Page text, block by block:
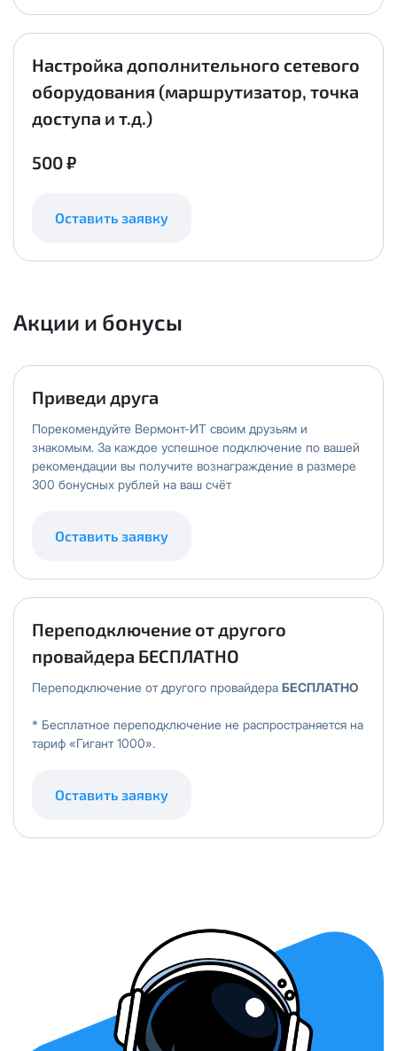
Настройка дополнительного сетевого
оборудования (маршрутизатор, точка
доступа и т.д.)
Оставить заявку
500 ₽
Акции и бонусы
Приведи друга
Порекомендуйте Вермонт-ИТ своим друзьям и
знакомым. За каждое успешное подключение по вашей
рекомендации вы получите вознаграждение в размере
300 бонусных рублей на ваш счёт
Оставить заявку
Переподключение от другого
провайдера БЕСПЛАТНО
Переподключение от другого провайдера БЕСПЛАТНО
* Бесплатное переподключение не распространяется на
тариф «Гигант 1000».
Оставить заявку